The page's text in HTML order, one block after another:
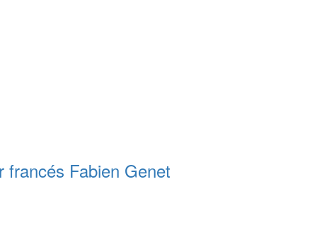
francés Fabien Genet